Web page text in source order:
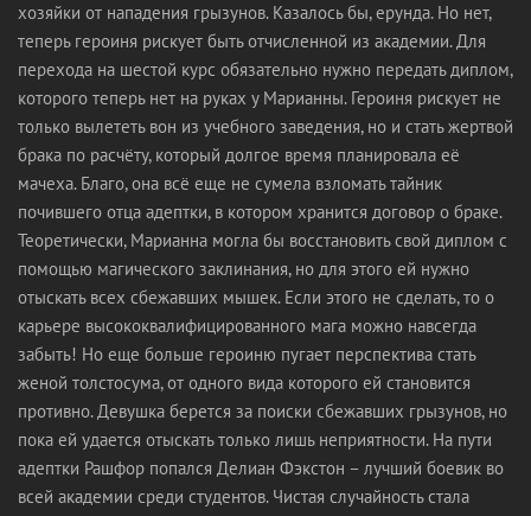
хозяйки от нападения грызунов. Казалось бы, ерунда. Но нет,
теперь героиня рискует быть отчисленной из академии. Для
перехода на шестой курс обязательно нужно передать диплом,
которого теперь нет на руках у Марианны. Героиня рискует не
только вылететь вон из учебного заведения, но и стать жертвой
брака по расчёту, который долгое время планировала её
мачеха. Благо, она всё еще не сумела взломать тайник
почившего отца адептки, в котором хранится договор о браке.
Теоретически, Марианна могла бы восстановить свой диплом с
помощью магического заклинания, но для этого ей нужно
отыскать всех сбежавших мышек. Если этого не сделать, то о
карьере высококвалифицированного мага можно навсегда
забыть! Но еще больше героиню пугает перспектива стать
женой толстосума, от одного вида которого ей становится
противно. Девушка берется за поиски сбежавших грызунов, но
пока ей удается отыскать только лишь неприятности. На пути
адептки Рашфор попался Делиан Фэкстон – лучший боевик во
всей академии среди студентов. Чистая случайность стала